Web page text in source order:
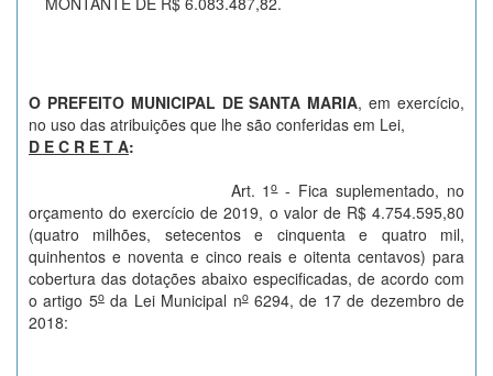
O PREFEITO MUNICIPAL DE SANTA MARIA, em exercício,
no uso das atribuições que lhe são conferidas em Lei,
D E C R E T A:
Art. 1o- Fica suplementado, no
orçamento do exercício de 2019, o valor de R$ 4.754.595,80
(quatro milhões, setecentos e cinquenta e quatro mil,
quinhentos e noventa e cinco reais e oitenta centavos) para
cobertura das dotações abaixo especificadas, de acordo com
o artigo 5oda Lei Municipal no6294, de 17 de dezembro de
2018: